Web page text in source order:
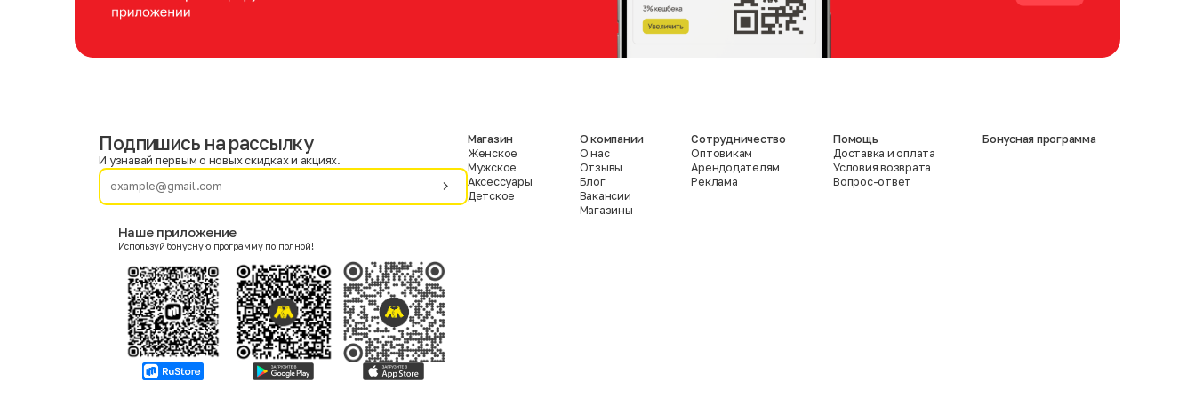
Фамилия
Женский
Согласие на получение чеков по электронной почте
Подпишись на рассылку
И узнавай первым о новых скидках и акциях.
Наше приложение
Используй бонусную программу по полной!
Магазин
Женское
Мужское
Аксессуары
Детское
О компании
О нас
Отзывы
Блог
Вакансии
Магазины
Сотрудничество
Оптовикам
Арендодателям
Реклама
Помощь
Доставка и оплата
Условия возврата
Вопрос-ответ
Бонусная программа